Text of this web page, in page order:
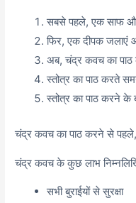
सबसे पहले, एक साफ
फिर, एक दीपक जलाएं
अब, चंद्र कवच का पाठ
स्तोत्र का पाठ करते
स्तोत्र का पाठ करने के
चंद्र कवच का पाठ करने से पहले,
चंद्र कवच के कुछ लाभ
सभी बुराईयों से सुरक्षा